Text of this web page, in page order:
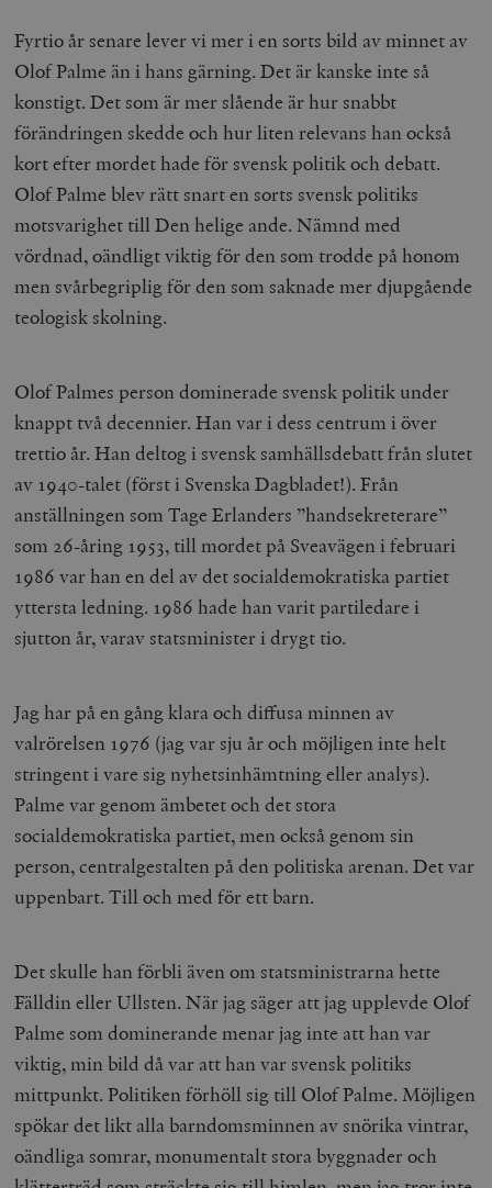
Fyrtio år senare lever vi mer i en sorts bild av minnet av
Olof Palme än i hans gärning. Det är kanske inte så
konstigt. Det som är mer slående är hur snabbt
förändringen skedde och hur liten relevans han också
kort efter mordet hade för svensk politik och debatt.
Olof Palme blev rätt snart en sorts svensk politiks
motsvarighet till Den helige ande. Nämnd med
vördnad, oändligt viktig för den som trodde på honom
men svårbegriplig för den som saknade mer djupgående
teologisk skolning.
Olof Palmes person dominerade svensk politik under
knappt två decennier. Han var i dess centrum i över
trettio år. Han deltog i svensk samhällsdebatt från slutet
av 1940-talet (först i Svenska Dagbladet!). Från
anställningen som Tage Erlanders ”handsekreterare”
som 26-åring 1953, till mordet på Sveavägen i februari
1986 var han en del av det socialdemokratiska partiet
yttersta ledning. 1986 hade han varit partiledare i
sjutton år, varav statsminister i drygt tio.
Jag har på en gång klara och diffusa minnen av
valrörelsen 1976 (jag var sju år och möjligen inte helt
stringent i vare sig nyhetsinhämtning eller analys).
Palme var genom ämbetet och det stora
socialdemokratiska partiet, men också genom sin
person, centralgestalten på den politiska arenan. Det var
uppenbart. Till och med för ett barn.
Det skulle han förbli även om statsministrarna hette
Fälldin eller Ullsten. När jag säger att jag upplevde Olof
Palme som dominerande menar jag inte att han var
viktig, min bild då var att han var svensk politiks
mittpunkt. Politiken förhöll sig till Olof Palme. Möjligen
spökar det likt alla barndomsminnen av snörika vintrar,
oändliga somrar, monumentalt stora byggnader och